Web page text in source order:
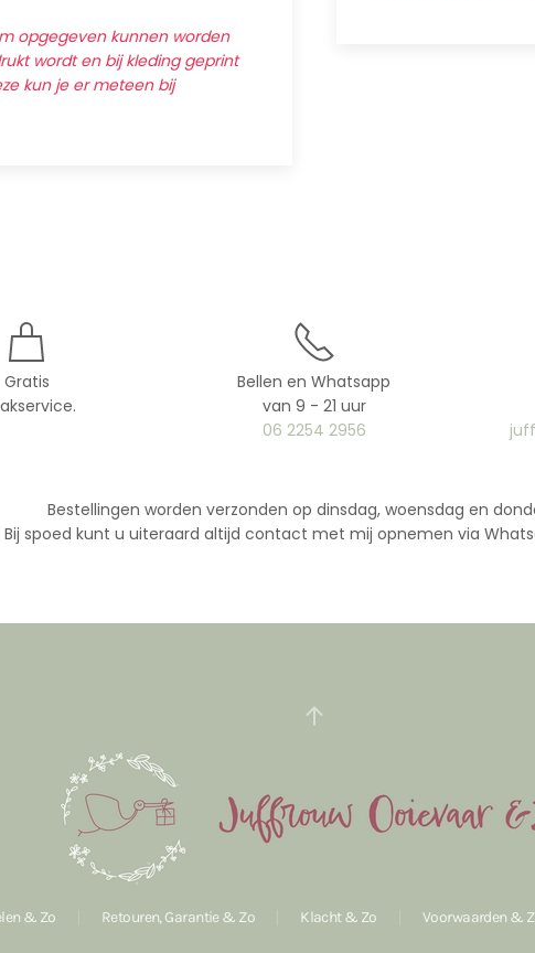
opgegeven kunnen worden
wordt en bij kleding geprint
kun je er meteen bij
Gratis
Bellen en Whatsapp
van 9 - 21 uur
06 2254 2956
Bestellingen worden verzonden op dinsdag, woensdag en
Bij spoed kunt u uiteraard altijd contact met mij opnemen via
& Zo Retouren, Garantie & Zo Klacht & Zo Voorwaarden &